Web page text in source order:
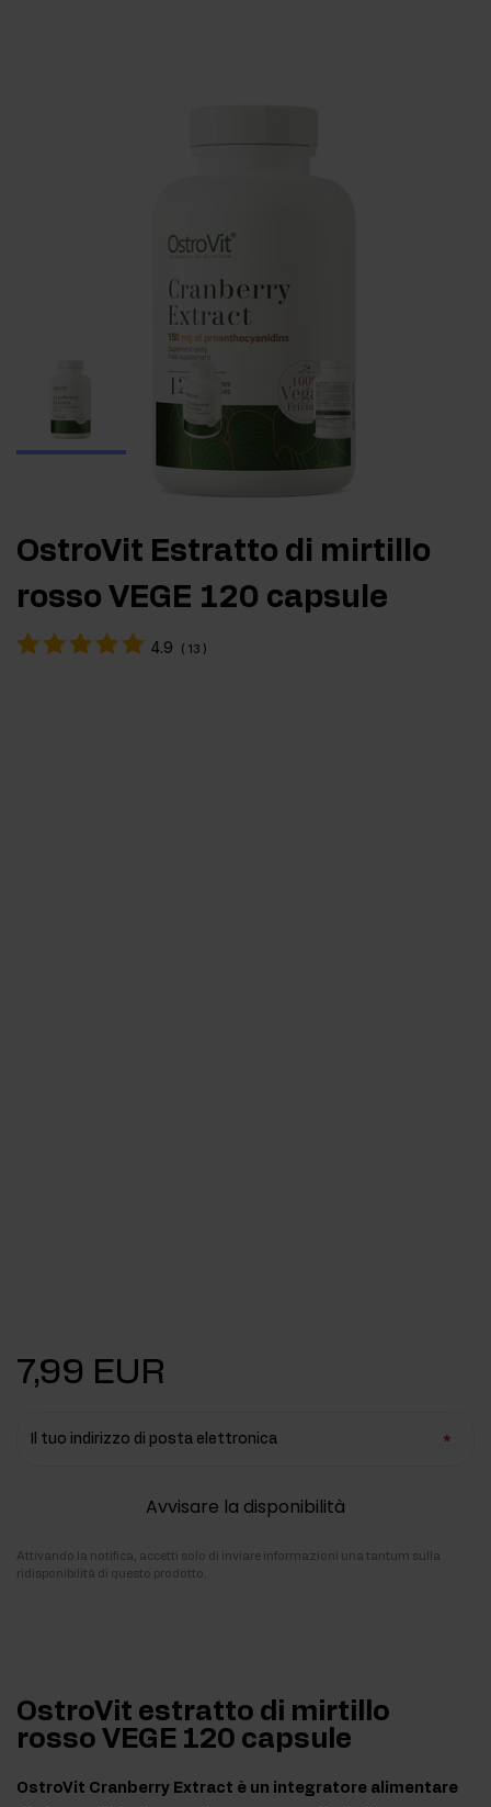
OstroVit Estratto di mirtillo
rosso VEGE 120 capsule
4.9 ( 13 )
7,99 EUR
Il tuo indirizzo di posta elettronica
Avvisare la disponibilità
Attivando la notifica, accetti solo di inviare informazioni una tantum sulla
ridisponibilità di questo prodotto.
OstroVit estratto di mirtillo
rosso VEGE 120 capsule
OstroVit Cranberry Extract è un integratore alimentare